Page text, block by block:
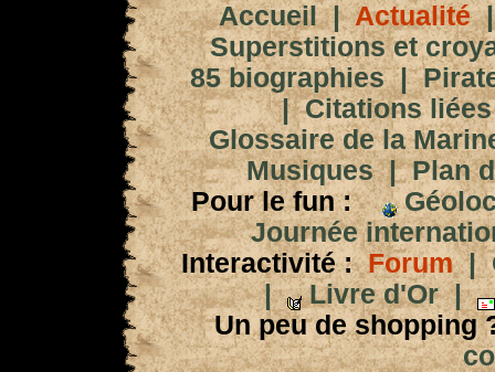
Accueil|Actualité
Superstitions et
85 biographies|
|Citations
Glossaire de la
Musiques|Plan
Pour le fun :
Journée
Interactivité : Forum|
|
Livre d'Or|
Un peu de shopping